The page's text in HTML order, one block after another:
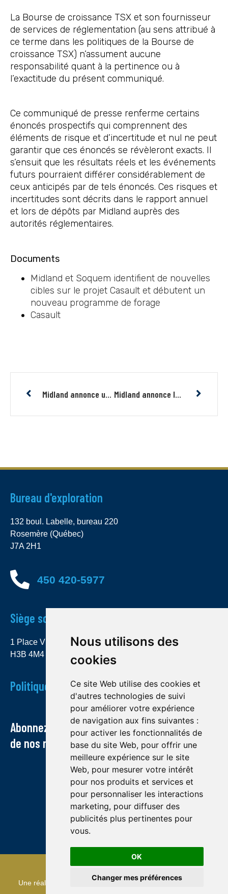
Nous utilisons des
cookies
Ce site Web utilise des cookies et
d'autres technologies de suivi
pour améliorer votre expérience
de navigation aux fins suivantes :
pour activer les fonctionnalités de
base du site Web, pour offrir une
meilleure expérience sur le site
Web, pour mesurer votre intérêt
pour nos produits et services et
pour personnaliser les interactions
marketing, pour diffuser des
publicités plus pertinentes pour
vous.
OK
Changer mes préférences
La Bourse de croissance TSX et son fournisseur
de services de réglementation (au sens attribué à
ce terme dans les politiques de la Bourse de
croissance TSX) n’assument aucune
responsabilité quant à la pertinence ou à
l’exactitude du présent communiqué.
Ce communiqué de presse renferme certains
énoncés prospectifs qui comprennent des
éléments de risque et d’incertitude et nul ne peut
garantir que ces énoncés se révèleront exacts. Il
s’ensuit que les résultats réels et les événements
futurs pourraient différer considérablement de
ceux anticipés par de tels énoncés. Ces risques et
incertitudes sont décrits dans le rapport annuel
et lors de dépôts par Midland auprès des
autorités réglementaires.
Documents
Midland et Soquem identifient de nouvelles
cibles sur le projet Casault et débutent un
nouveau programme de forage
Casault
Midland annonce une entente de coentreprise près de la mine Éléonore et de la découverte aurifère Cheechoo Midland annonce la découverte de plusieurs nouveaux indices aurifères jusqu’à 19,9 g/t Au sur Héva près de la faille Cadillac
Bureau d'exploration
132 boul. Labelle, bureau 220
Rosemère (Québec)
J7A 2H1
450 420-5977
Siège social
1 Place Ville Marie, bureau 4000 Montréal (Québec)
H3B 4M4
Politique de confidentialité
Abonnez-vous à notre infolettre et recevez
de nos nouvelles par courriel
Une réalisation de
TMR Communications: référencement et